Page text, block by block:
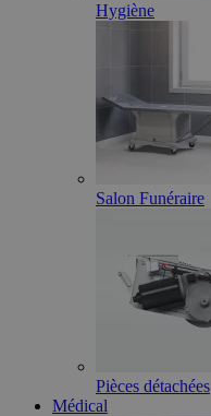
Hygiène
Salon Funéraire
Pièces détachées
Médical